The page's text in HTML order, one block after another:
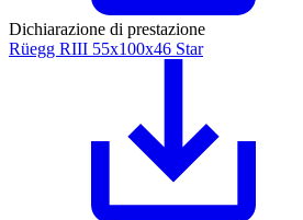
Dichiarazione di prestazione
Rüegg RIII 55x100x46 Star